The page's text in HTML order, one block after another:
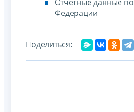
Отчетные данные
Федерации
Поделиться: